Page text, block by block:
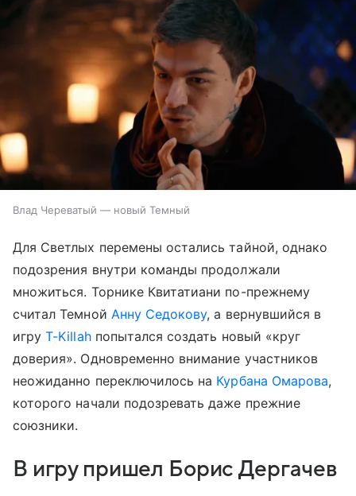
Влад Череватый — новый Темный
Для Светлых перемены остались тайной, однако
подозрения внутри команды продолжали
множиться. Торнике Квитатиани по-прежнему
считал Темной Анну Седокову, а вернувшийся в
игруT-Killahпопытался создать новый «круг
доверия». Одновременно внимание участников
неожиданно переключилось на Курбана Омарова,
которого начали подозревать даже прежние
союзники.
В игру пришел Борис Дергачев